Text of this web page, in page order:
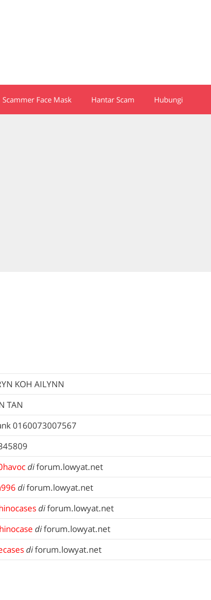
Scammer Face Mask Hantar Scam Hubungi
KOH AILYNN
TAN
0160073007567
diforum.lowyat.net
diforum.lowyat.net
diforum.lowyat.net
diforum.lowyat.net
diforum.lowyat.net